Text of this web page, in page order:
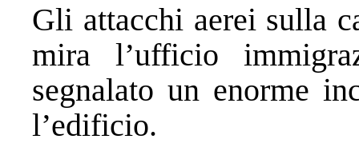
Gli attacchi aerei sulla
mira l’ufficio
segnalato un enorme
l’edificio.